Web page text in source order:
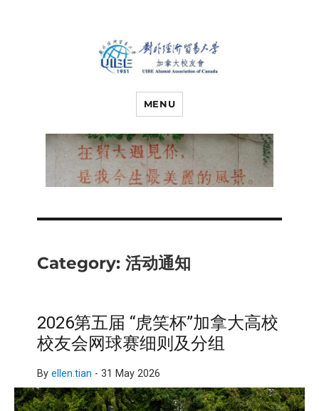
对外经济贸易
大学加拿大校
友会
MENU
Category: 活动通知
2026第五届 “虎笑杯”加拿大高校
校友会网球赛细则及分组
By ellen.tian - 31 May 2026